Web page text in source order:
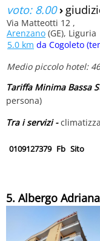
voto: 8.00›
Via Matteotti 12 ,
Arenzano (GE), Liguria
5.0 km da Cogoleto
Medio piccolo hotel:
Tariffa Minima Bassa
persona)
Tra i servizi -
0109127379 Fb Sito
5. Albergo Adriana